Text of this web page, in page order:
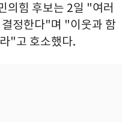
의힘 후보는 2일 "여러
정한다"며 "이웃과 함
"고 호소했다.